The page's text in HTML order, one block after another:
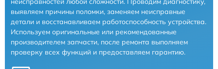
выявляем причины поломки, заменяем неисправные
детали и восстанавливаем работоспособность устройства.
Используем оригинальные или рекомендованные
производителем запчасти, после ремонта выполняем
проверку всех функций и предоставляем гарантию.